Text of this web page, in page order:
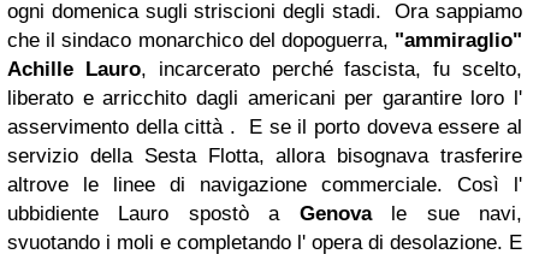
ogni domenica sugli striscioni degli stadi.
Ora sappiamo
che il sindaco monarchico del dopoguerra, "ammiraglio"
Achille Lauro, incarcerato perché fascista, fu scelto,
liberato e arricchito dagli americani per garantire loro l'
asservimento della città .
E se il porto doveva essere al
servizio della Sesta Flotta, allora bisognava trasferire
altrove le linee di navigazione commerciale. Così l'
ubbidiente Lauro spostò a Genovale sue navi,
svuotando i moli e completando l' opera di desolazione. E